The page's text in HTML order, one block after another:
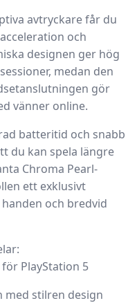
avtryckare får du
och
designen ger hög
medan den
gör
vänner online.
batteritid och snabb
du kan spela längre
Chroma Pearl-
ett exklusivt
och bredvid
PlayStation 5
med stilren design